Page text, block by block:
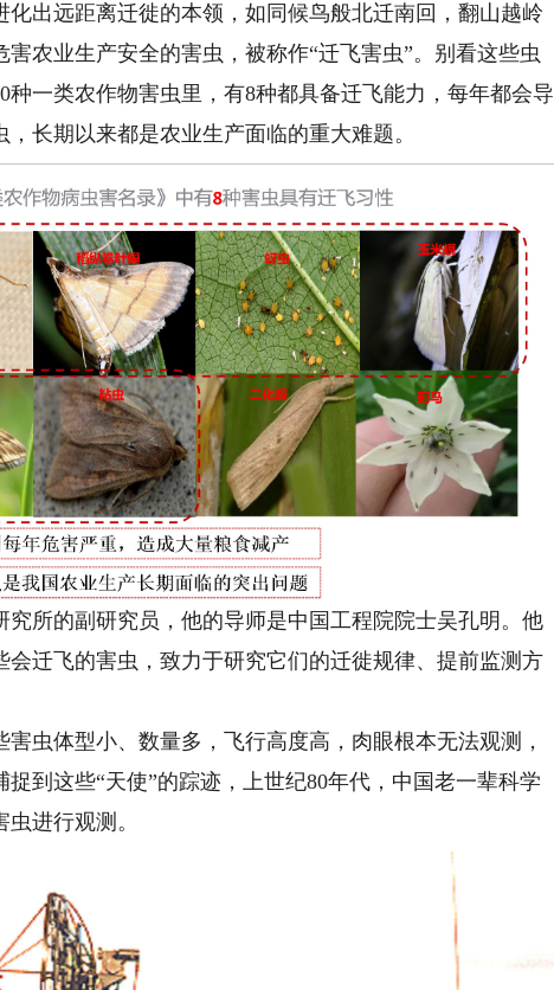
出远距离迁徙的本领，如同候鸟般北迁南回，翻山越岭
农业生产安全的害虫，被称作“迁飞害虫”。别看这些虫
种一类农作物害虫里，有8种都具备迁飞能力，每年都会导
长期以来都是农业生产面临的重大难题。
所的副研究员，他的导师是中国工程院院士吴孔明。他
迁飞的害虫，致力于研究它们的迁徙规律、提前监测方
体型小、数量多，飞行高度高，肉眼根本无法观测，
到这些“天使”的踪迹，上世纪80年代，中国老一辈科学
进行观测。